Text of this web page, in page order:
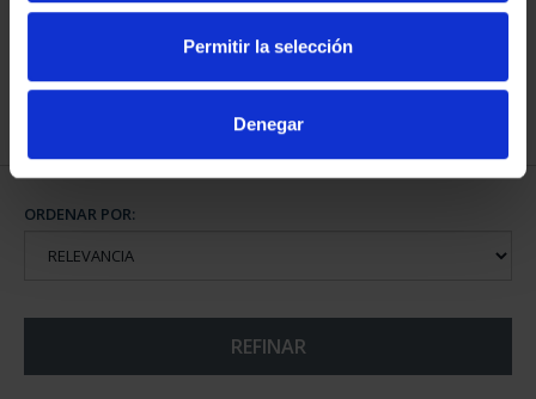
Permitir la selección
Denegar
73,00 €
ORDENAR POR:
REFINAR